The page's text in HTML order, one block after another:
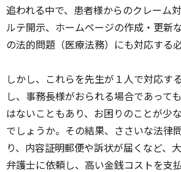
追われる中で、患者様からのクレーム
ルテ開示、ホームページの作成・更新
の法的問題（医療法務）にも対応する
しかし、これらを先生が１人で対応す
し、事務長様がおられる場合であって
はないこともあり、お困りのことが少
でしょうか。その結果、ささいな法律
り、内容証明郵便や訴状が届くなど、
弁護士に依頼し、高い金銭コストを支